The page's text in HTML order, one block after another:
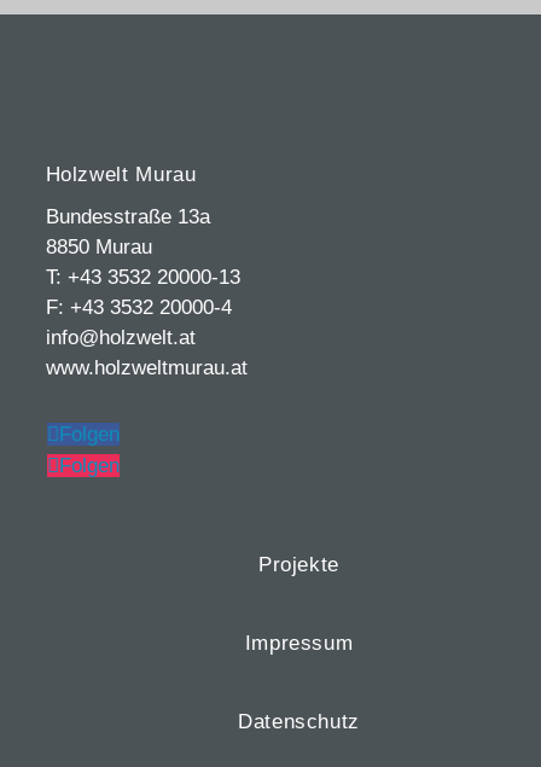
Holzwelt Murau
Bundesstraße 13a
8850 Murau
T: +43 3532 20000-13
F: +43 3532 20000-4
info@holzwelt.at
www.holzweltmurau.at
Folgen
Folgen
Projekte
Impressum
Datenschutz